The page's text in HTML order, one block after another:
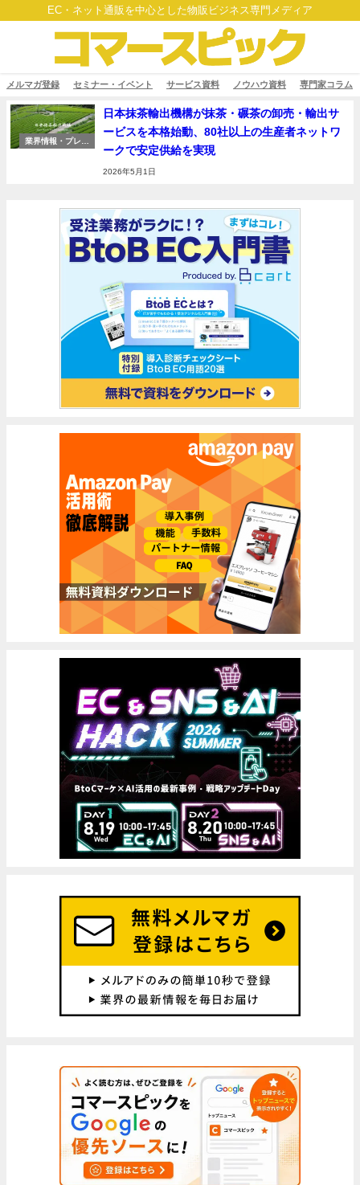
EC・ネット通販を中心とした物販ビジネス専門メディア
メルマガ登録 セミナー・イベント サービス資料 ノウハウ資料 専門家コラム
業界情報・プレス
日本抹茶輸出機構が抹茶・碾茶の卸売・輸出サ
ービスを本格始動、80社以上の生産者ネットワ
ークで安定供給を実現
2026年5月1日